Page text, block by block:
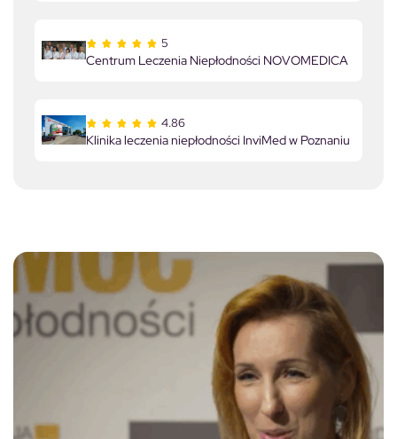
5
Centrum Leczenia Niepłodności NOVOMEDICA
4.86
Klinika leczenia niepłodności InviMed w Poznaniu